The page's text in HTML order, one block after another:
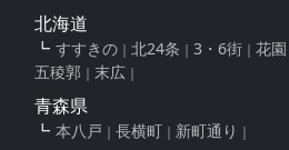
北海道
すすきの 北24条 3・6街 花園
五稜郭
末広
青森県
本八戸 長横町 新町通り